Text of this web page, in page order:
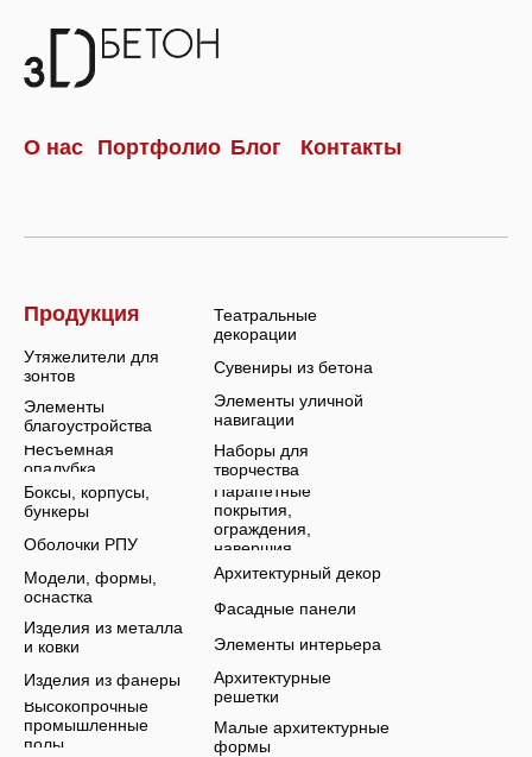
Контакты
Блог
Портфолио
О нас
Малые архитектурные
формы
Архитектурные
решетки
Элементы интерьера
Фасадные панели
Архитектурный декор
Парапетные
покрытия,
ограждения,
навершия
Наборы для
творчества
Элементы уличной
навигации
Сувениры из бетона
Театральные
декорации
Высокопрочные
промышленные
полы
Изделия из фанеры
Изделия из металла
и ковки
Модели, формы,
оснастка
Оболочки РПУ
Боксы, корпусы,
бункеры
Несъемная
опалубка
Элементы
благоустройства
Утяжелители для
зонтов
Продукция